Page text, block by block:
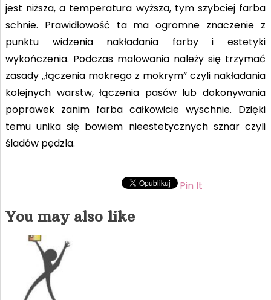
jest niższa, a temperatura wyższa, tym szybciej farba
schnie. Prawidłowość ta ma ogromne znaczenie z
punktu widzenia nakładania farby i estetyki
wykończenia. Podczas malowania należy się trzymać
zasady „łączenia mokrego z mokrym” czyli nakładania
kolejnych warstw, łączenia pasów lub dokonywania
poprawek zanim farba całkowicie wyschnie. Dzięki
temu unika się bowiem nieestetycznych sznar czyli
śladów pędzla.
Pin It
You may also like